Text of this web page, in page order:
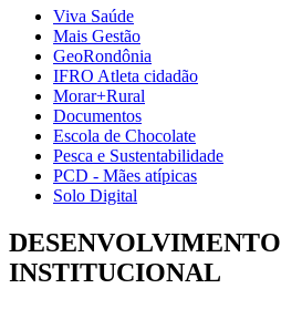
Viva Saúde
Mais Gestão
GeoRondônia
IFRO Atleta cidadão
Morar+Rural
Documentos
Escola de Chocolate
Pesca e Sustentabilidade
PCD - Mães atípicas
Solo Digital
DESENVOLVIMENTO
INSTITUCIONAL